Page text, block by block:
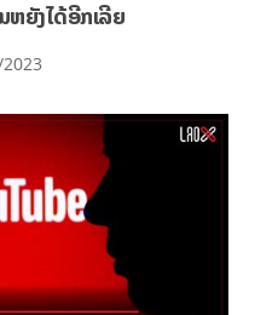
ຫຍັງໄດ້ອີກເລີຍ